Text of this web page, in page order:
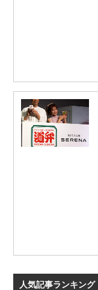
人気記事ランキング